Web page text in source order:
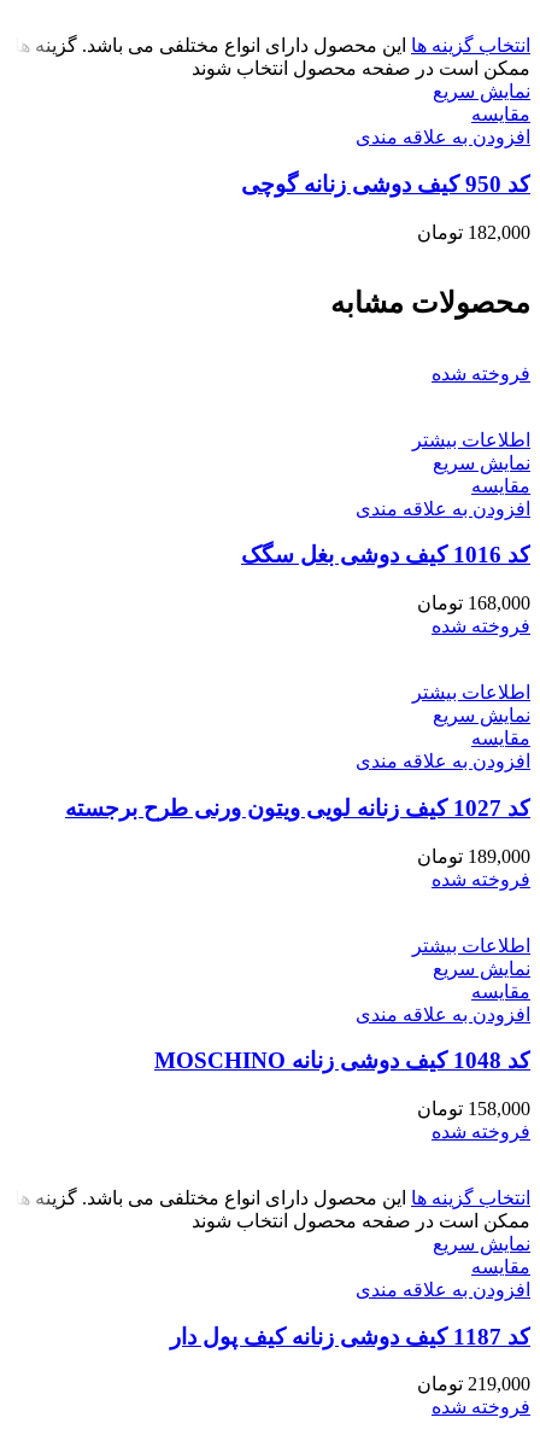
انتخاب گزینه ها این محصول دارای انواع مختلفی می باشد. گزینه ها
ممکن است در صفحه محصول انتخاب شوند
نمایش سریع
مقايسه
افزودن به علاقه مندی
کد 950 کیف دوشی زنانه گوچی
182,000 تومان
محصولات مشابه
فروخته شده
اطلاعات بیشتر
نمایش سریع
مقايسه
افزودن به علاقه مندی
کد 1016 کیف دوشی بغل سگک
168,000 تومان
فروخته شده
اطلاعات بیشتر
نمایش سریع
مقايسه
افزودن به علاقه مندی
کد 1027 کیف زنانه لویی ویتون ورنی طرح برجسته
189,000 تومان
فروخته شده
اطلاعات بیشتر
نمایش سریع
مقايسه
افزودن به علاقه مندی
کد 1048 کیف دوشی زنانه MOSCHINO
158,000 تومان
فروخته شده
انتخاب گزینه ها این محصول دارای انواع مختلفی می باشد. گزینه ها
ممکن است در صفحه محصول انتخاب شوند
نمایش سریع
مقايسه
افزودن به علاقه مندی
کد 1187 کیف دوشی زنانه کیف پول دار
219,000 تومان
فروخته شده